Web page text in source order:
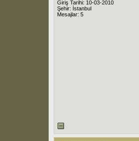
Giriş Tarihi: 10-03-2010
Şehir: İstanbul
Mesajlar: 5